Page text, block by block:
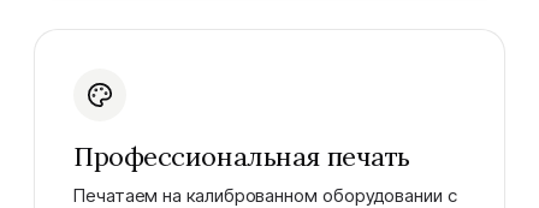
Профессиональная печать
Печатаем на калиброванном оборудовании с